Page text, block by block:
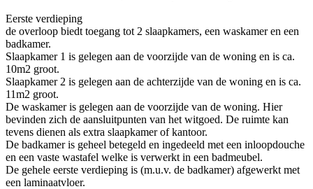
Eerste verdieping
de overloop biedt toegang tot 2 slaapkamers, een waskamer en een
badkamer.
Slaapkamer 1 is gelegen aan de voorzijde van de woning en is ca.
10m2 groot.
Slaapkamer 2 is gelegen aan de achterzijde van de woning en is ca.
11m2 groot.
De waskamer is gelegen aan de voorzijde van de woning. Hier
bevinden zich de aansluitpunten van het witgoed. De ruimte kan
tevens dienen als extra slaapkamer of kantoor.
De badkamer is geheel betegeld en ingedeeld met een inloopdouche
en een vaste wastafel welke is verwerkt in een badmeubel.
De gehele eerste verdieping is (m.u.v. de badkamer) afgewerkt met
een laminaatvloer.